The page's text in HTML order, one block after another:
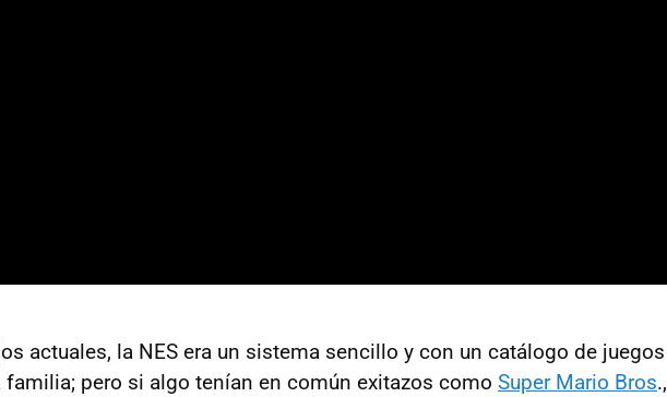
actuales, la NES era un sistema sencillo y con un catálogo de juegos
familia; pero si algo tenían en común exitazos como Super Mario Bros.,